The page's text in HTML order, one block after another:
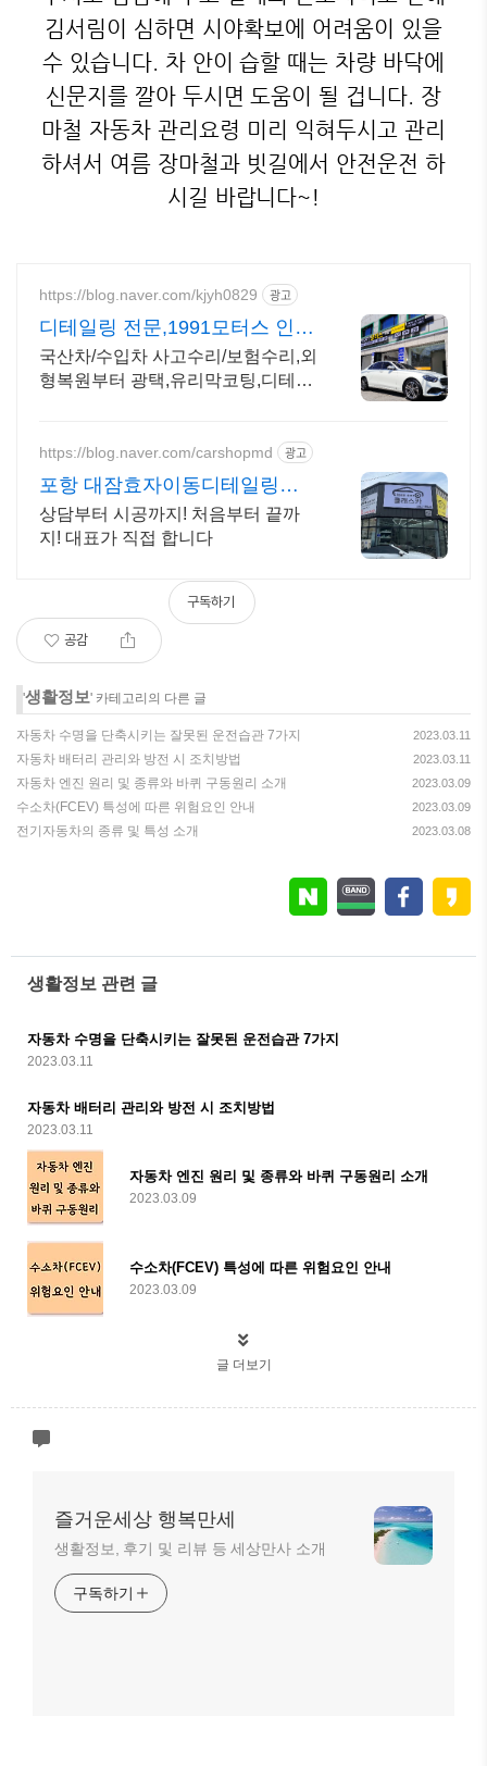
김서림이 심하면 시야확보에 어려움이 있을
수 있습니다. 차 안이 습할 때는 차량 바닥에
신문지를 깔아 두시면 도움이 될 겁니다. 장
마철 자동차 관리요령 미리 익혀두시고 관리
하셔서 여름 장마철과 빗길에서 안전운전 하
시길 바랍니다~!
https://blog.naver.com/kjyh0829 광고
디테일링 전문,1991모터스 인천
부개점
국산차/수입차 사고수리/보험수리,외
형복원부터 광택,유리막코팅,디테일
https://blog.naver.com/carshopmd 광고
포항 대잠효자이동디테일링세
차
상담부터 시공까지! 처음부터 끝까
지! 대표가 직접 합니다
공감
구독하기
'생활정보' 카테고리의 다른 글
자동차 수명을 단축시키는 잘못된 운전습관 7가지 2023.03.11
자동차 배터리 관리와 방전 시 조치방법 2023.03.11
자동차 엔진 원리 및 종류와 바퀴 구동원리 소개 2023.03.09
수소차(FCEV) 특성에 따른 위험요인 안내 2023.03.09
전기자동차의 종류 및 특성 소개 2023.03.08
생활정보 관련 글
자동차 수명을 단축시키는 잘못된 운전습관 7가지
2023.03.11
자동차 배터리 관리와 방전 시 조치방법
2023.03.11
자동차 엔진 원리 및 종류와 바퀴 구동원리 소개
2023.03.09
수소차(FCEV) 특성에 따른 위험요인 안내
2023.03.09
글 더보기
즐거운세상 행복만세
생활정보, 후기 및 리뷰 등 세상만사 소개
구독하기